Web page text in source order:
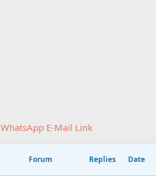
WhatsApp E-Mail Link
Forum Replies Date